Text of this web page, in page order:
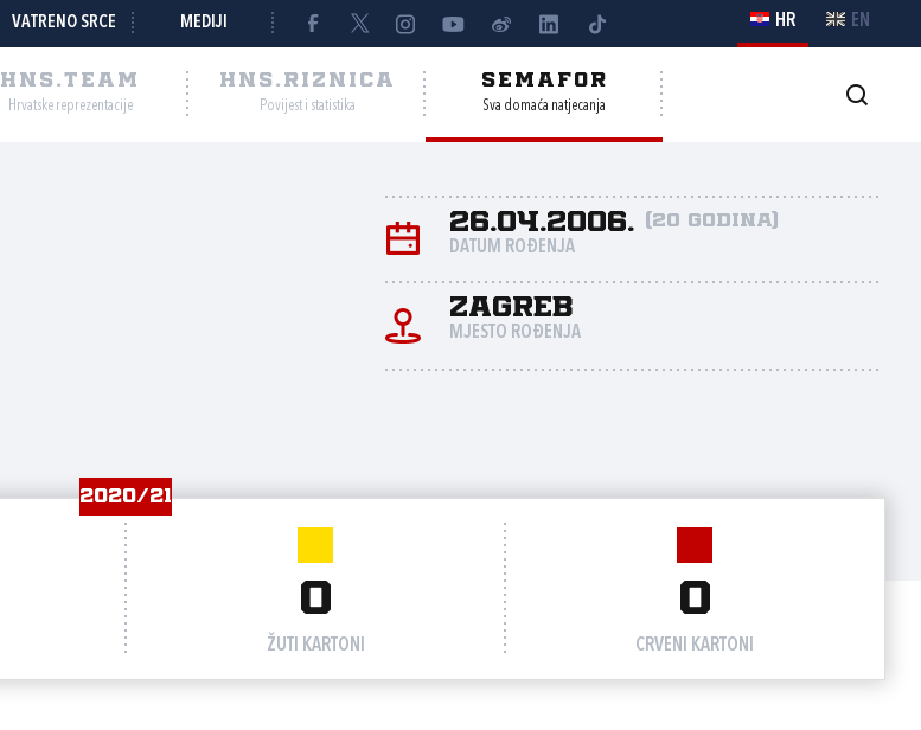
VATRENO SRCE MEDIJI HR EN
HNS.TEAM
Hrvatske reprezentacije
HNS.RIZNICA
Povijest i statistika
SEMAFOR
Sva domaća natjecanja
26.04.2006. (20 godina)
DATUM ROĐENJA
Zagreb
MJESTO ROĐENJA
2020/21
0
ŽUTI KARTONI
0
CRVENI KARTONI